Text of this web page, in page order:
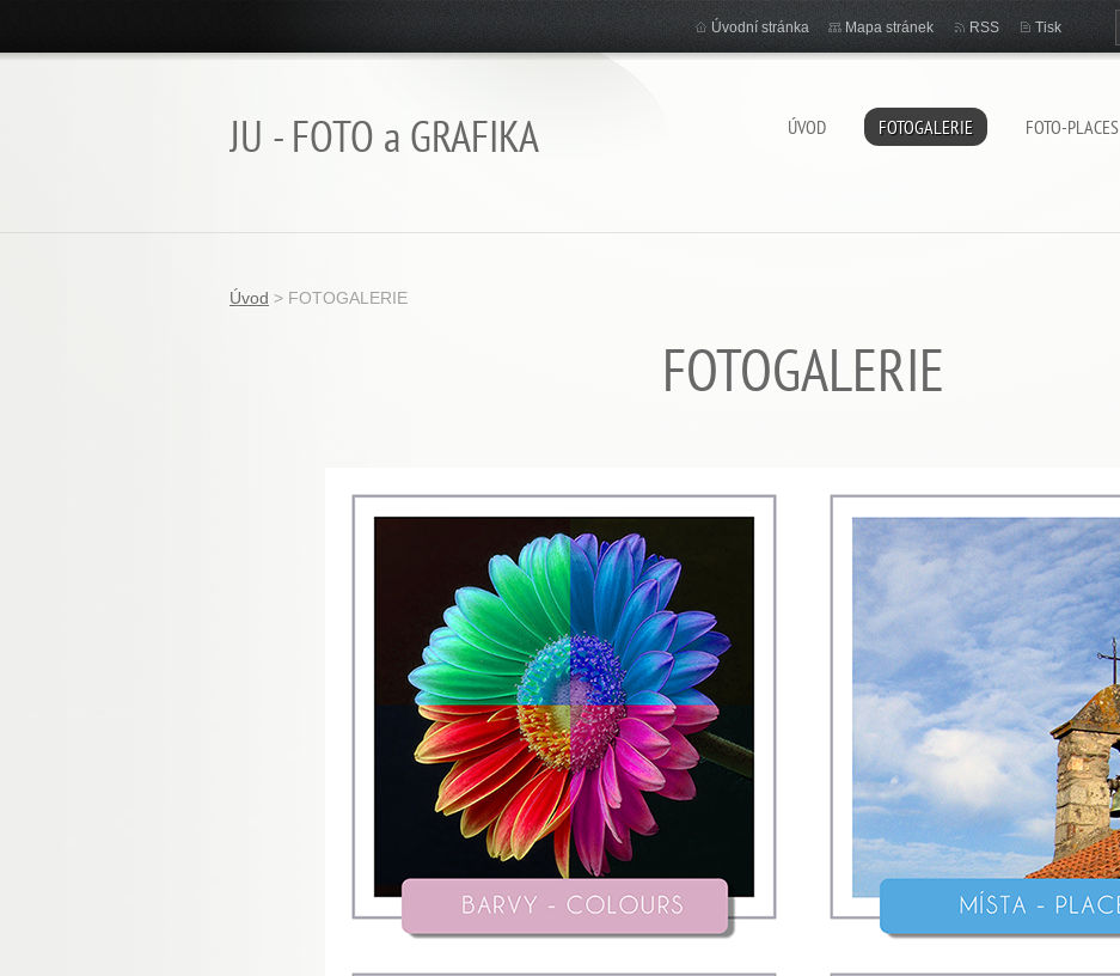
JU - FOTO a GRAFIKA ÚVOD FOTOGALERIE FOTO-PLACES
Úvodní stránka Mapa stránek RSS Tisk
Úvod > FOTOGALERIE
FOTOGALERIE